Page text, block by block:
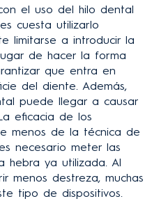
el uso del hilo dental
cuesta utilizarlo
limitarse a introducir la
de hacer la forma
que entra en
del diente. Además,
puede llegar a causar
eficacia de los
menos de la técnica de
necesario meter las
hebra ya utilizada. Al
menos destreza, muchas
tipo de dispositivos.